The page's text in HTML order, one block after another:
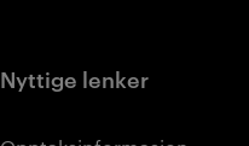
Nyttige lenker